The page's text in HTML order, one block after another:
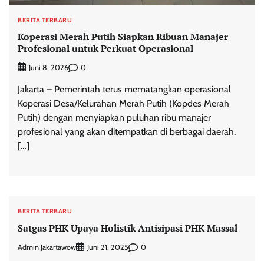
BERITA TERBARU
Koperasi Merah Putih Siapkan Ribuan Manajer
Profesional untuk Perkuat Operasional
Juni 8, 2026 0
Jakarta – Pemerintah terus mematangkan operasional
Koperasi Desa/Kelurahan Merah Putih (Kopdes Merah
Putih) dengan menyiapkan puluhan ribu manajer
profesional yang akan ditempatkan di berbagai daerah.
[…]
BERITA TERBARU
Satgas PHK Upaya Holistik Antisipasi PHK Massal
Admin Jakartawow Juni 21, 2025 0